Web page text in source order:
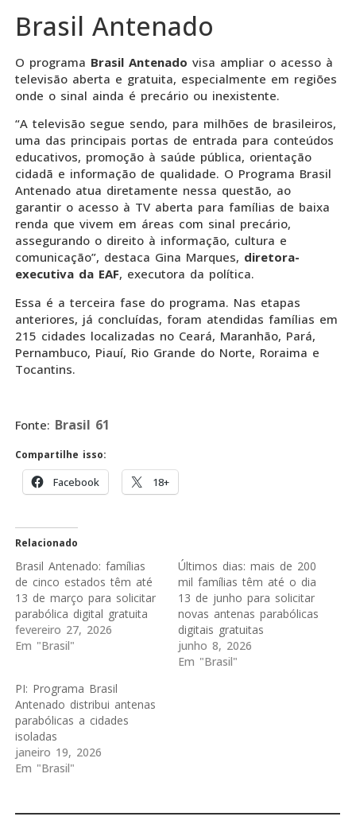
Brasil Antenado
O programa Brasil Antenado visa ampliar o acesso à
televisão aberta e gratuita, especialmente em regiões
onde o sinal ainda é precário ou inexistente.
“A televisão segue sendo, para milhões de brasileiros,
uma das principais portas de entrada para conteúdos
educativos, promoção à saúde pública, orientação
cidadã e informação de qualidade. O Programa Brasil
Antenado atua diretamente nessa questão, ao
garantir o acesso à TV aberta para famílias de baixa
renda que vivem em áreas com sinal precário,
assegurando o direito à informação, cultura e
comunicação”, destaca Gina Marques, diretora-
executiva da EAF, executora da política.
Essa é a terceira fase do programa. Nas etapas
anteriores, já concluídas, foram atendidas famílias em
215 cidades localizadas no Ceará, Maranhão, Pará,
Pernambuco, Piauí, Rio Grande do Norte, Roraima e
Tocantins.
Fonte: Brasil 61
Compartilhe isso:
Facebook 18+
Relacionado
Brasil Antenado: famílias
de cinco estados têm até
13 de março para solicitar
parabólica digital gratuita
fevereiro 27, 2026
Em "Brasil"
Últimos dias: mais de 200
mil famílias têm até o dia
13 de junho para solicitar
novas antenas parabólicas
digitais gratuitas
junho 8, 2026
Em "Brasil"
PI: Programa Brasil
Antenado distribui antenas
parabólicas a cidades
isoladas
janeiro 19, 2026
Em "Brasil"